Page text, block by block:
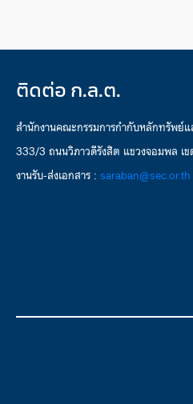
ติดต่อ ก.ล.ต.
สำนักงานคณะกรรมการกำกับหลักทรัพย์
333/3 ถนนวิภาวดีรังสิต แขวงจอมพล เ
งานรับ-ส่งเอกสาร : saraban@sec.or.th